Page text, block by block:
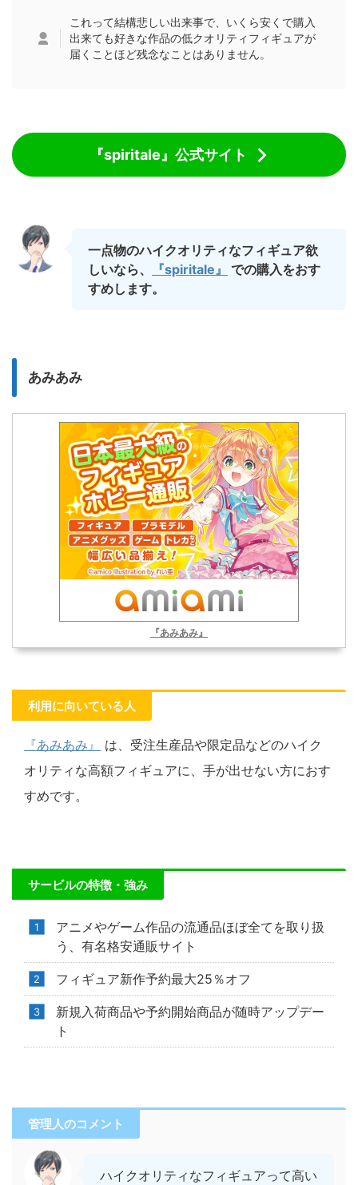
これって結構悲しい出来事で、いくら安くで購入
出来ても好きな作品の低クオリティフィギュアが
届くことほど残念なことはありません。
『spiritale』公式サイト
一点物のハイクオリティなフィギュア欲
しいなら、
『spiritale』
での購入をおす
すめします。
あみあみ
『あみあみ』
利用に向いている人
『あみあみ』
は、受注生産品や限定品などのハイク
オリティな高額フィギュアに、手が出せない方におす
すめです。
サービルの特徴・強み
アニメやゲーム作品の流通品ほぼ全てを取り扱
う、有名格安通販サイト
フィギュア新作予約最大25％オフ
新規入荷商品や予約開始商品が随時アップデー
ト
管理人のコメント
ハイクオリティなフィギュアって高い